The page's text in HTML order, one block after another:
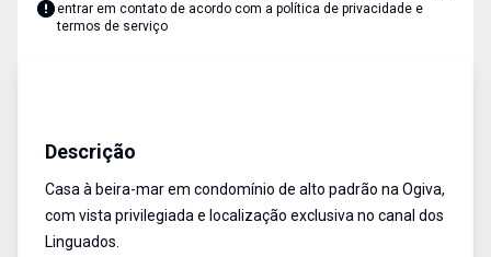
entrar em contato de acordo com a política de privacidade e
termos de serviço
Descrição
Casa à beira-mar em condomínio de alto padrão na Ogiva,
com vista privilegiada e localização exclusiva no canal dos
Linguados.